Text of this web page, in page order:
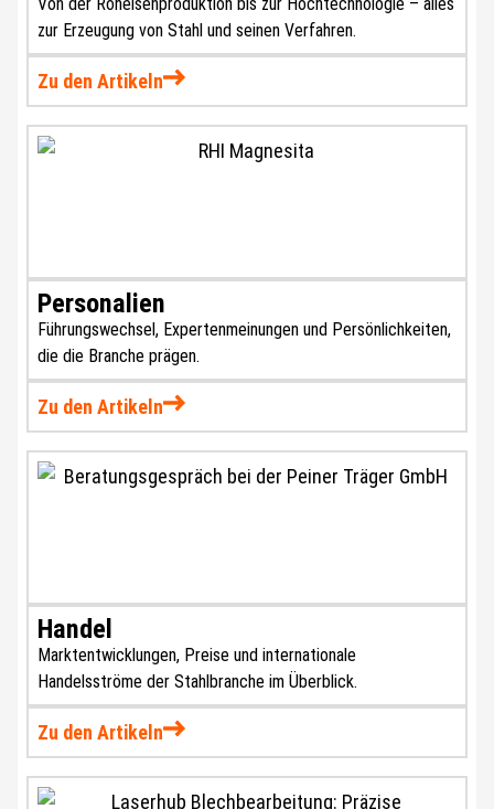
zur Erzeugung von Stahl und seinen Verfahren.
Zu den Artikeln
Personalien
Führungswechsel, Expertenmeinungen und Persönlichkeiten,
die die Branche prägen.
Zu den Artikeln
Handel
Marktentwicklungen, Preise und internationale
Handelsströme der Stahlbranche im Überblick.
Zu den Artikeln